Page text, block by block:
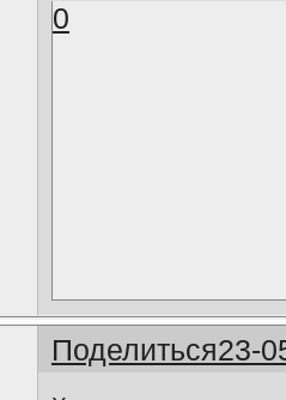
0
Поделиться23-